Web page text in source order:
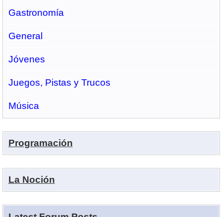
Gastronomí­a
General
Jóvenes
Juegos, Pistas y Trucos
Música
Programación
La Noción